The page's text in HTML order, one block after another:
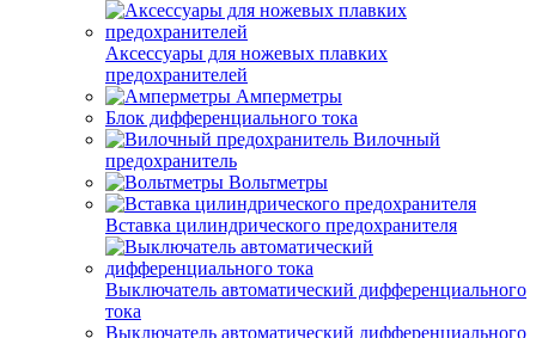
Аксессуары для ножевых плавких
предохранителей
Амперметры
Блок дифференциального тока
Вилочный
предохранитель
Вольтметры
Вставка цилиндрического предохранителя
Выключатель автоматический дифференциального
тока
Выключатель автоматический дифференциального